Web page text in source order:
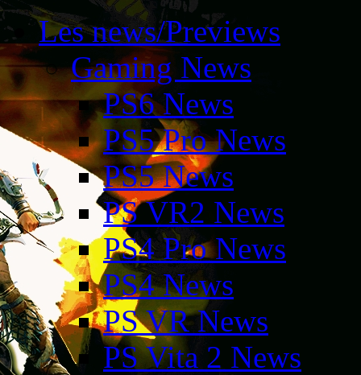
Les news/Previews
Gaming News
PS6 News
PS5 Pro News
PS5 News
PS VR2 News
PS4 Pro News
PS4 News
PS VR News
PS Vita 2 News